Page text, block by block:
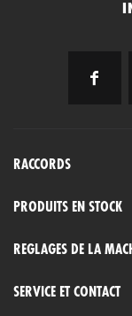
RACCORDS
PRODUITS EN STOCK
REGLAGES DE LA
SERVICE ET CONTACT